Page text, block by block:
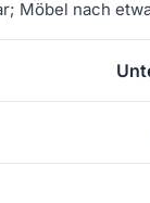
Möbel nach